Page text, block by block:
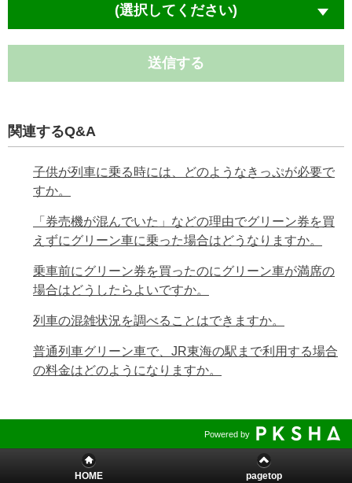
(選択してください)
送信する
関連するQ&A
子供が列車に乗る時には、どのようなきっぷが必要で
すか。
「券売機が混んでいた」などの理由でグリーン券を買
えずにグリーン車に乗った場合はどうなりますか。
乗車前にグリーン券を買ったのにグリーン車が満席の
場合はどうしたらよいですか。
列車の混雑状況を調べることはできますか。
普通列車グリーン車で、JR東海の駅まで利用する場合
の料金はどのようになりますか。
Powered by
HOME pagetop